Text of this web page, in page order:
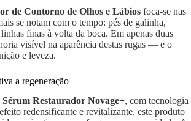
de Contorno de Olhos e Lábios foca-se nas
se notam com o tempo: pés de galinha,
finas à volta da boca. Em apenas duas
visível na aparência destas rugas — e o
e leveza.
a regeneração
Sérum Restaurador Novage+, com tecnologia
redensificante e revitalizante, este produto